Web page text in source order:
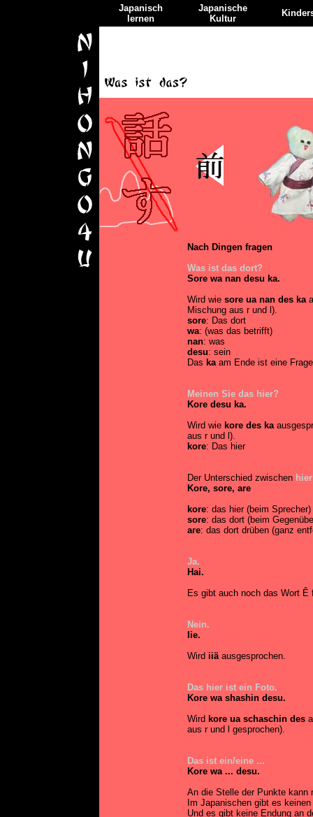
Japanisch
lernen
Japanische
Kultur
Nach Dingen fragen
Was ist das dort?
Sore wa nan desu ka.
Wird wie sore ua nan des ka
Mischung aus r und l).
sore: Das dort
wa: (was das betrifft)
nan: was
desu: sein
Das kaam Ende ist eine
Meinen Sie das hier?
Kore desu ka.
Wird wie kore des ka
aus r und l).
kore: Das hier
Der Unterschied zwischen hier
Kore, sore, are
kore: das hier (beim Sprecher)
sore: das dort (beim
are: das dort drüben (ganz
Ja.
Hai.
Es gibt auch noch das Wort
Nein.
Iie.
Wird iiäausgesprochen.
Das hier ist ein Foto.
Kore wa shashin desu.
Wird kore ua schaschin des
aus r und l gesprochen).
Das ist ein/eine ...
Kore wa ... desu.
An die Stelle der Punkte kann
Im Japanischen gibt es
Und es gibt keine Endung an